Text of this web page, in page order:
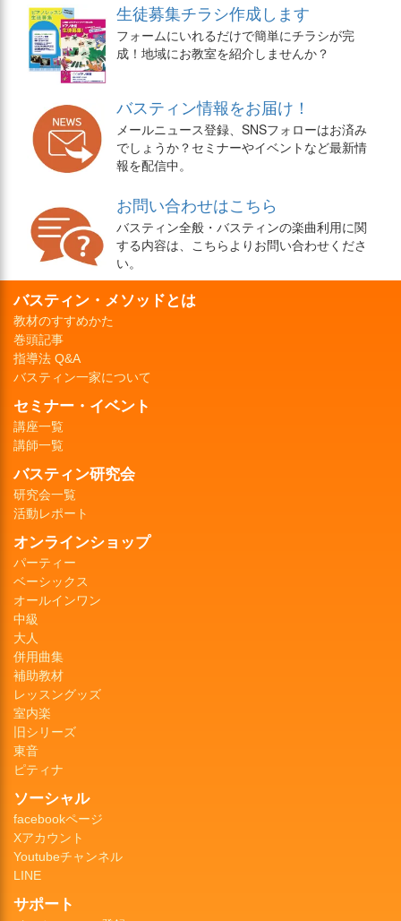
生徒募集チラシ作成します
フォームにいれるだけで簡単にチラシが完
成！地域にお教室を紹介しませんか？
バスティン情報をお届け！
メールニュース登録、SNSフォローはお済み
でしょうか？セミナーやイベントなど最新情
報を配信中。
お問い合わせはこちら
バスティン全般・バスティンの楽曲利用に関
する内容は、こちらよりお問い合わせくださ
い。
バスティン・メソッドとは
教材のすすめかた
巻頭記事
指導法 Q&A
バスティン一家について
セミナー・イベント
講座一覧
講師一覧
バスティン研究会
研究会一覧
活動レポート
オンラインショップ
パーティー
ベーシックス
オールインワン
中級
大人
併用曲集
補助教材
レッスングッズ
室内楽
旧シリーズ
東音
ピティナ
ソーシャル
facebookページ
Xアカウント
Youtubeチャンネル
LINE
サポート